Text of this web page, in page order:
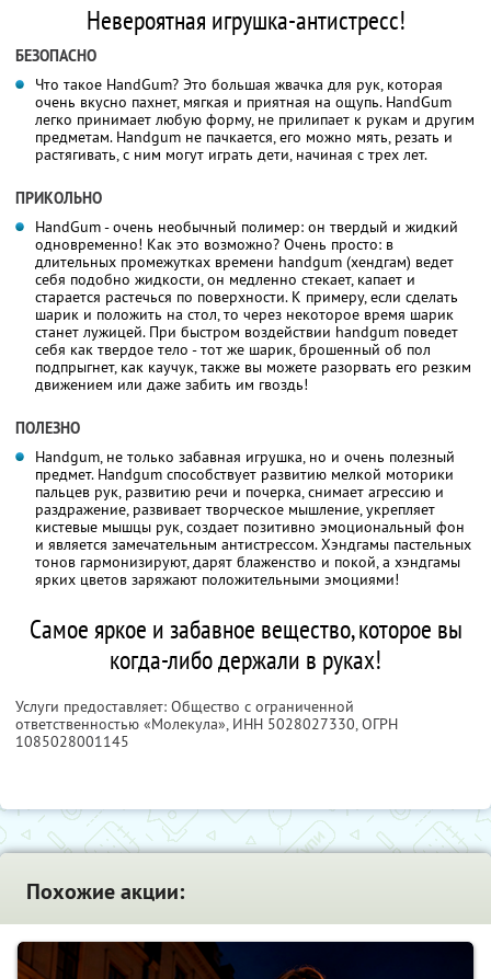
Невероятная игрушка-антистресс!
БЕЗОПАСНО
Что такое HandGum? Это большая жвачка для рук, которая
очень вкусно пахнет, мягкая и приятная на ощупь. HandGum
легко принимает любую форму, не прилипает к рукам и другим
предметам. Handgum не пачкается, его можно мять, резать и
растягивать, с ним могут играть дети, начиная с трех лет.
ПРИКОЛЬНО
HandGum - очень необычный полимер: он твердый и жидкий
одновременно! Как это возможно? Очень просто: в
длительных промежутках времени handgum (хендгам) ведет
себя подобно жидкости, он медленно стекает, капает и
старается растечься по поверхности. К примеру, если сделать
шарик и положить на стол, то через некоторое время шарик
станет лужицей. При быстром воздействии handgum поведет
себя как твердое тело - тот же шарик, брошенный об пол
подпрыгнет, как каучук, также вы можете разорвать его резким
движением или даже забить им гвоздь!
ПОЛЕЗНО
Handgum, не только забавная игрушка, но и очень полезный
предмет. Handgum способствует развитию мелкой моторики
пальцев рук, развитию речи и почерка, снимает агрессию и
раздражение, развивает творческое мышление, укрепляет
кистевые мышцы рук, создает позитивно эмоциональный фон
и является замечательным антистрессом. Хэндгамы пастельных
тонов гармонизируют, дарят блаженство и покой, а хэндгамы
ярких цветов заряжают положительными эмоциями!
Самое яркое и забавное вещество, которое вы
когда-либо держали в руках!
Услуги предоставляет: Общество с ограниченной
ответственностью «Молекула», ИНН 5028027330, ОГРН
1085028001145
Похожие акции: